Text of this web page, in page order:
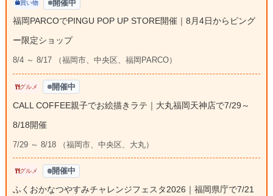
買い物 開催中
福岡PARCOでPINGU POP UP STORE開催｜8月4日からピング
ー限定ショップ
8/4 ～ 8/17 （福岡市、中央区、福岡PARCO）
グルメ 開催中
CALL COFFEE親子でお絵描きラテ｜大丸福岡天神店で7/29～
8/18開催
7/29 ～ 8/18 （福岡市、中央区、大丸）
グルメ 開催中
ふくおかなつやすみチャレンジフェスタ2026｜福岡県庁で7/21